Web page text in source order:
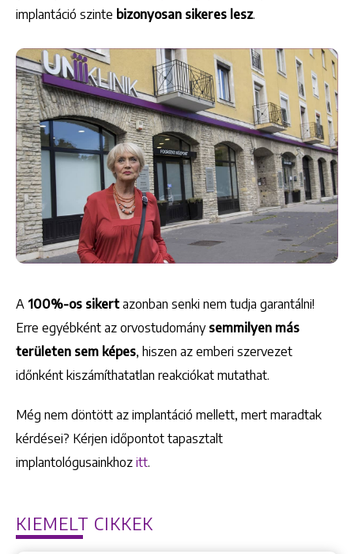
+36 1 222 7250
+36 1 222 9150
1148 Budapest, Örs vezér tere 2.
implantáció szinte bizonyosan sikeres lesz.
A 100%-os sikert azonban senki nem tudja garantálni!
Erre egyébként az orvostudomány semmilyen más
területen sem képes, hiszen az emberi szervezet
időnként kiszámíthatatlan reakciókat mutathat.
Még nem döntött az implantáció mellett, mert maradtak
kérdései? Kérjen időpontot tapasztalt
implantológusainkhoz itt.
KIEMELT CIKKEK